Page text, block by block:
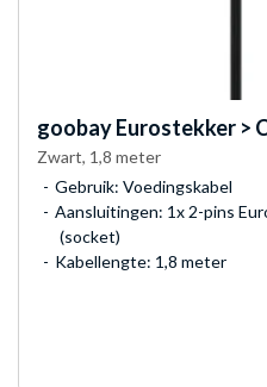
goobayEurostekker >
Zwart, 1,8 meter
Gebruik: Voedingskabel
Aansluitingen: 1x 2-pins
(socket)
Kabellengte: 1,8 meter